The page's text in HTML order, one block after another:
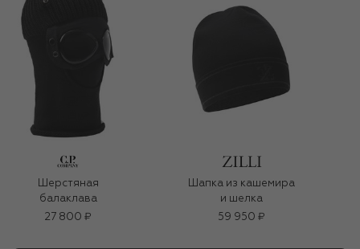
Шерстяная
балаклава
27 800 ₽
Шапка из кашемира
и шелка
59 950 ₽